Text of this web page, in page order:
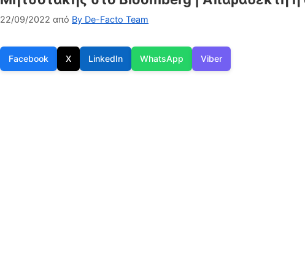
22/09/2022 από By De-Facto Team
Facebook X LinkedIn WhatsApp Viber